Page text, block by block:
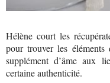
Hélène court les
pour trouver les
supplément d’âme aux
certaine authenticité.